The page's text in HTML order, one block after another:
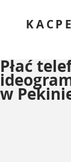
Płać
w